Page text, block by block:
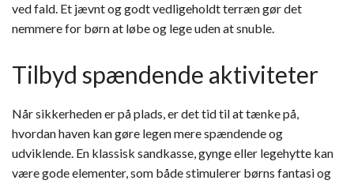
ved fald. Et jævnt og godt vedligeholdt terræn gør det
nemmere for børn at løbe og lege uden at snuble.
Tilbyd spændende aktiviteter
Når sikkerheden er på plads, er det tid til at tænke på,
hvordan haven kan gøre legen mere spændende og
udviklende. En klassisk sandkasse, gynge eller legehytte kan
være gode elementer, som både stimulerer børns fantasi og